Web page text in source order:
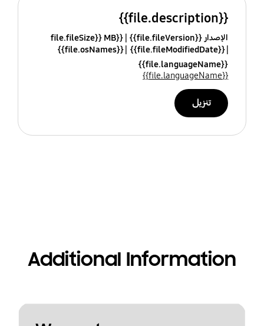
{{file.description}}
الإصدار {{file.fileVersion}}
{{file.fileSize}} MB
{{file.fileModifiedDate}}
{{file.osNames}}
{{file.languageName}}
{{file.languageName}}
تنزيل
Additional Information